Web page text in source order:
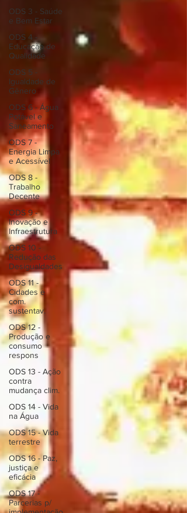
ODS 3 - Saúde
e Bem Estar
ODS 4 -
Educação de
Qualidade
ODS 5 -
Igualdade de
Gênero
ODS 6 - Água
Potável e
Saneamento
ODS 7 -
Energia Limpa
e Acessível
ODS 8 -
Trabalho
Decente
ODS 9 -
Inovação e
Infraestrutura
ODS 10 -
Redução das
Desigualdades
ODS 11 -
Cidades e
com.
sustentav.
ODS 12 -
Produção e
consumo
respons
ODS 13 - Ação
contra
mudança clim.
ODS 14 - Vida
na Água
ODS 15 - Vida
terrestre
ODS 16 - Paz,
justiça e
eficácia
ODS 17 -
Parcerias p/